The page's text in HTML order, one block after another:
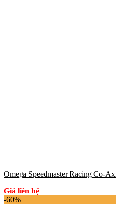
Omega Speedmaster Racing Co-
Giá liên hệ
-60%